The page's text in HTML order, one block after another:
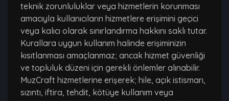
teknik zorunluluklar veya hizmetlerin korunması
amacıyla kullanıcıların hizmetlere erişimini geçici
veya kalıcı olarak sınırlandırma hakkını saklı tutar.
Kurallara uygun kullanım halinde erişiminizin
kısıtlanması amaçlanmaz; ancak hizmet güvenliği
ve topluluk düzeni için gerekli önlemler alınabilir.
MuzCraft hizmetlerine erişerek; hile, açık istismarı,
sızıntı, iftira, tehdit, kötüye kullanım veya